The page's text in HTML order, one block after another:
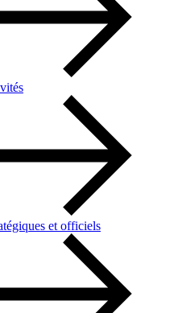
et officiels